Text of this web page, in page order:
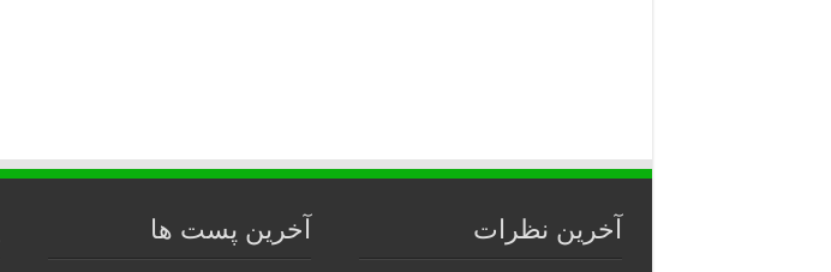
آخرین پست ها آخرین نظرات